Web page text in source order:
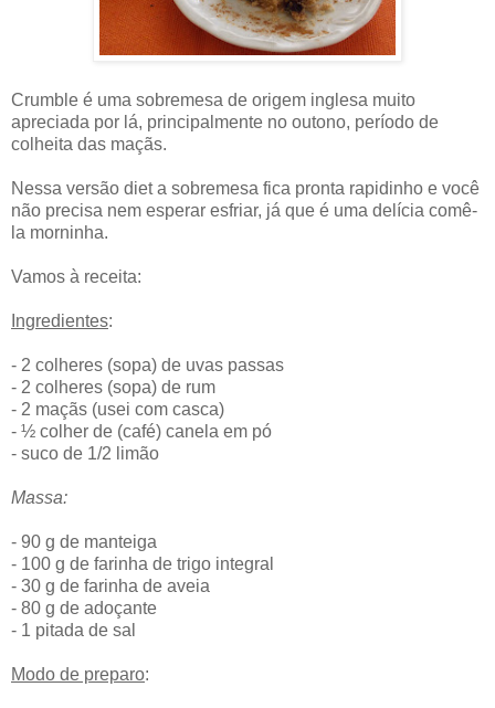
Crumble é uma sobremesa de origem inglesa muito
apreciada por lá, principalmente no outono, período de
colheita das maçãs.
Nessa versão diet a sobremesa fica pronta rapidinho e você
não precisa nem esperar esfriar, já que é uma delícia comê-
la morninha.
Vamos à receita:
Ingredientes:
- 2 colheres (sopa) de uvas passas
- 2 colheres (sopa) de rum
- 2 maçãs (usei com casca)
- ½ colher de (café) canela em pó
- suco de 1/2 limão
Massa:
- 90 g de manteiga
- 100 g de farinha de trigo integral
- 30 g de farinha de aveia
- 80 g de adoçante
- 1 pitada de sal
Modo de preparo: